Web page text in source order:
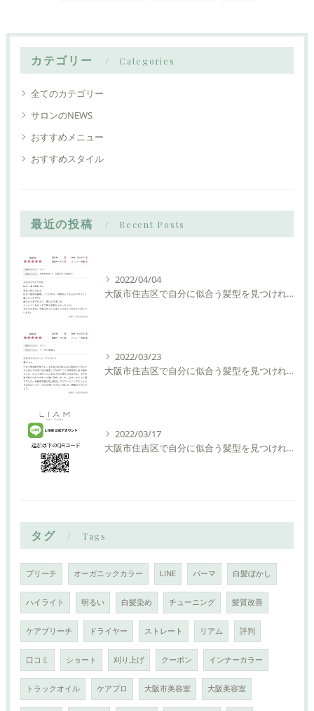
カテゴリー Categories
全てのカテゴリー
サロンのNEWS
おすすめメニュー
おすすめスタイル
最近の投稿 Recent Posts
2022/04/04
大阪市住吉区で自分に似合う髪型を見つけれる美容室ーLIAM hair Relaxーリアムヘアーリラックス
2022/03/23
大阪市住吉区で自分に似合う髪型を見つけれる美容室ーLIAM hair Relaxーリアムヘアーリラックス
2022/03/17
大阪市住吉区で自分に似合う髪型を見つけれる美容室ーLIAM hair Relaxーリアムヘアーリラックス
タグ Tags
ブリーチ オーガニックカラー LINE パーマ 白髪ぼかし
ハイライト 明るい 白髪染め チューニング 髪質改善
ケアブリーチ ドライヤー ストレート リアム 評判
口コミ ショート 刈り上げ クーポン インナーカラー
トラックオイル ケアプロ 大阪市美容室 大阪美容室